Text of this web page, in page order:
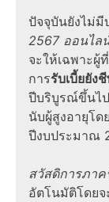
ปัจจุบันยังไม่มี
2567 ออนไล
จะให้เฉพาะ
การรับเบี้ยยัง
ปีบริบูรณ์ขึ้นไ
นับผู้สูงอายุโ
ปีงบประมาณ
สวัสดิการภาค
อัตโนมัติโดยจ